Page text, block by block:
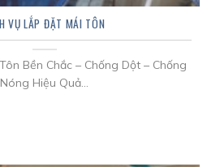
VỤ LẮP ĐẶT MÁI TÔN
Bền Chắc – Chống Dột – Chống
Nóng Hiệu Quả...